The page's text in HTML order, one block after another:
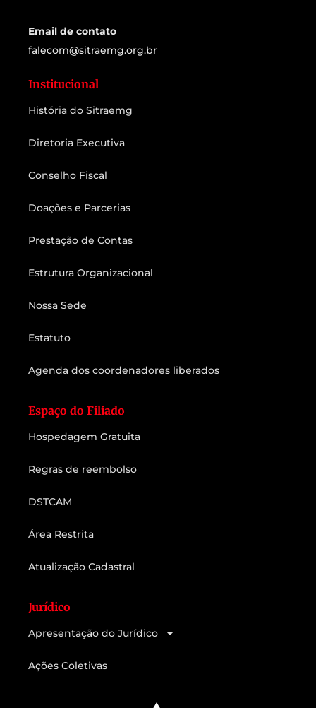
Email de contato
falecom@sitraemg.org.br
Institucional
História do Sitraemg
Diretoria Executiva
Conselho Fiscal
Doações e Parcerias
Prestação de Contas
Estrutura Organizacional
Nossa Sede
Estatuto
Agenda dos coordenadores liberados
Espaço do Filiado
Hospedagem Gratuita
Regras de reembolso
DSTCAM
Área Restrita
Atualização Cadastral
Jurídico
Apresentação do Jurídico
Ações Coletivas